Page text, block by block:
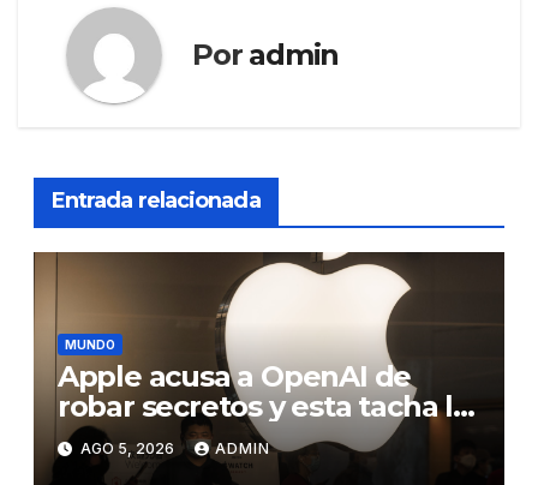
Por admin
Entrada relacionada
MUNDO
Apple acusa a OpenAI de
robar secretos y esta tacha la
demanda de «agresiva y
personal»
AGO 5, 2026 ADMIN